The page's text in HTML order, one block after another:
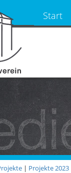
Start
| Projekte 2023